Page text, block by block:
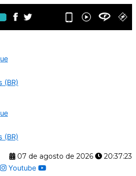
(BR)
(BR)
07 de agosto de 2026
20:37:23
Youtube